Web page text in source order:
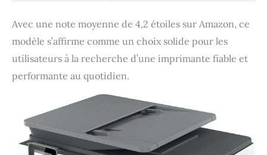
Avec une note moyenne de 4,2 étoiles sur Amazon, ce
modèle s’affirme comme un choix solide pour les
utilisateurs à la recherche d’une imprimante fiable et
performante au quotidien.